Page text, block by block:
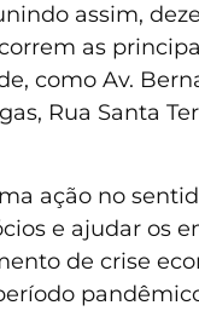
assim,
as
como Av.
Rua Santa
ação no
e ajudar os
de crise